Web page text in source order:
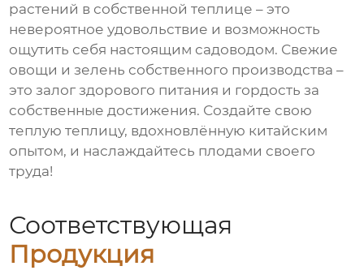
растений в собственной теплице – это
невероятное удовольствие и возможность
ощутить себя настоящим садоводом. Свежие
овощи и зелень собственного производства –
это залог здорового питания и гордость за
собственные достижения. Создайте свою
теплую теплицу, вдохновлённую китайским
опытом, и наслаждайтесь плодами своего
труда!
Соответствующая
Продукция